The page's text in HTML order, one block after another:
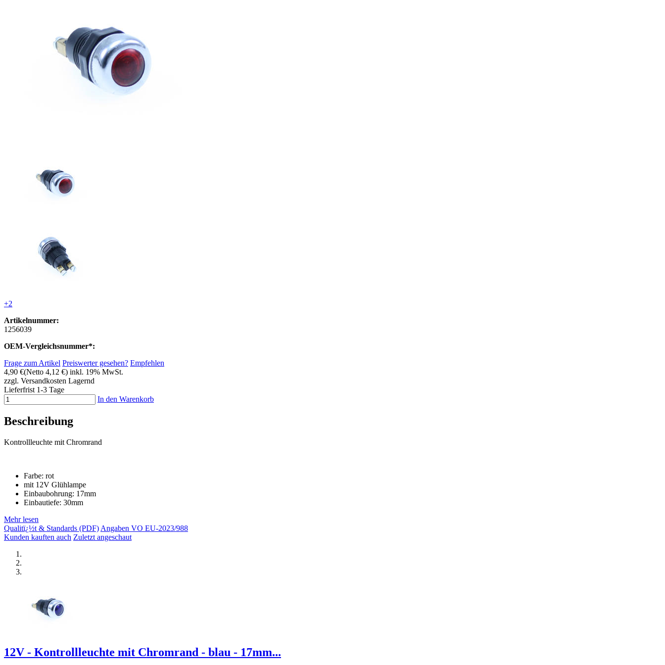
+2
Artikelnummer:
1256039
OEM-Vergleichsnummer*:
Frage zum Artikel Preiswerter gesehen? Empfehlen
4,90 €(Netto 4,12 €) inkl. 19% MwSt.
zzgl. Versandkosten Lagernd
Lieferfrist 1-3 Tage
In den Warenkorb
Beschreibung
Kontrollleuchte mit Chromrand
Farbe: rot
mit 12V Glühlampe
Einbaubohrung: 17mm
Einbautiefe: 30mm
Mehr lesen
Qualitï¿½t & Standards (PDF) Angaben VO EU-2023/988
Kunden kauften auch Zuletzt angeschaut
12V - Kontrollleuchte mit Chromrand - blau - 17mm...